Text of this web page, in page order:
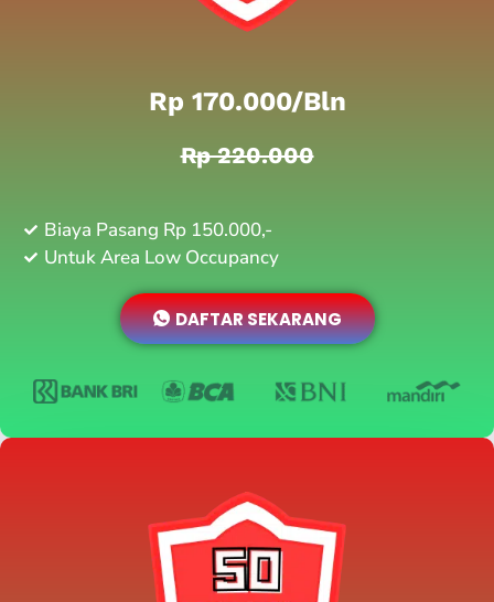
Rp 170.000/bln
Rp 220.000
Biaya Pasang Rp 150.000,-
Untuk Area Low Occupancy
DAFTAR SEKARANG